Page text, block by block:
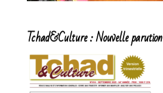
Tchad&Culture : Nouvelle parution